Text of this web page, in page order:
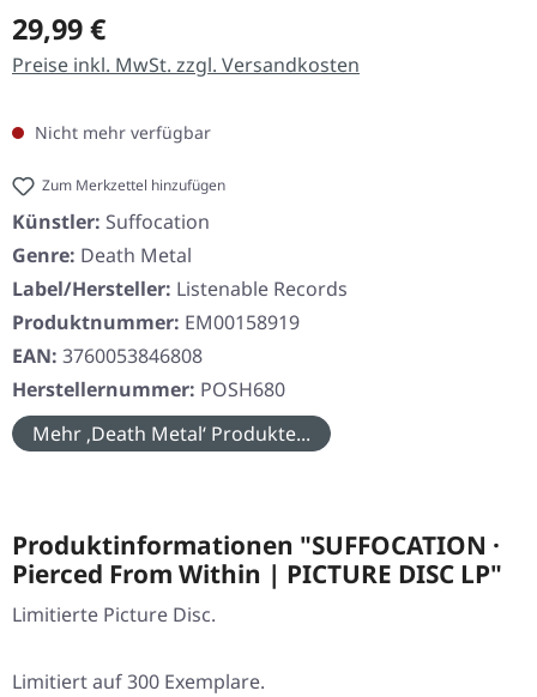
Regulärer Preis:
29,99 €
Preise inkl. MwSt. zzgl. Versandkosten
Nicht mehr verfügbar
Zum Merkzettel hinzufügen
Künstler: Suffocation
Genre: Death Metal
Label/Hersteller: Listenable Records
Produktnummer: EM00158919
EAN: 3760053846808
Herstellernummer: POSH680
Mehr ‚Death Metal‘ Produkte...
Produktinformationen "SUFFOCATION ·
Pierced From Within | PICTURE DISC LP"
Limitierte Picture Disc.
Limitiert auf 300 Exemplare.